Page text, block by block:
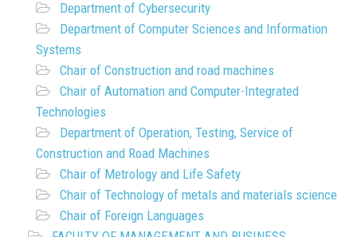
Department of Cybersecurity
Department of Computer Sciences and Information
Systems
Chair of Construction and road machines
Chair of Automation and Computer-Integrated
Technologies
Department of Operation, Testing, Service of
Construction and Road Machines
Chair of Metrology and Life Safety
Chair of Technology of metals and materials science
Chair of Foreign Languages